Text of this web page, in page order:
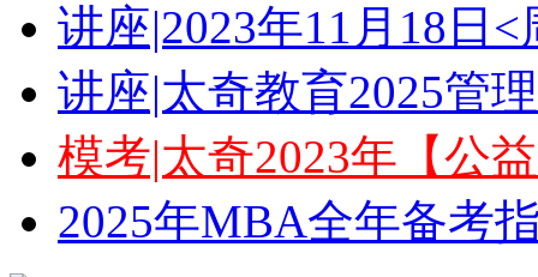
讲座|2023年11月18日
讲座|太奇教育2025管
模考|太奇2023年【公
2025年MBA全年备考